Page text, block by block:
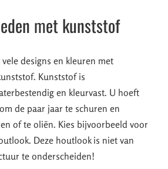
met kunststof
designs en kleuren met
Kunststof is
en kleurvast. U hoeft
de paar jaar te schuren en
of te oliën. Kies bijvoorbeeld voor
Deze houtlook is niet van
te onderscheiden!